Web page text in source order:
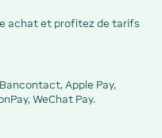
achat et profitez de tarifs
Apple Pay,
WeChat Pay.